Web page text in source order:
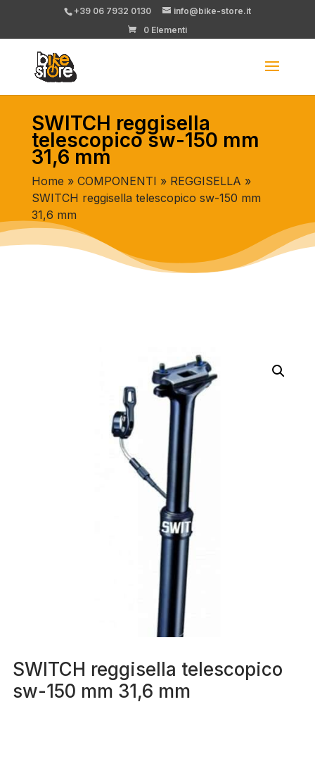
+39 06 7932 0130
info@bike-store.it
0 Elementi
SWITCH reggisella
telescopico sw-150 mm
31,6 mm
Home » COMPONENTI » REGGISELLA »
SWITCH reggisella telescopico sw-150 mm
31,6 mm
SWITCH reggisella telescopico
sw-150 mm 31,6 mm